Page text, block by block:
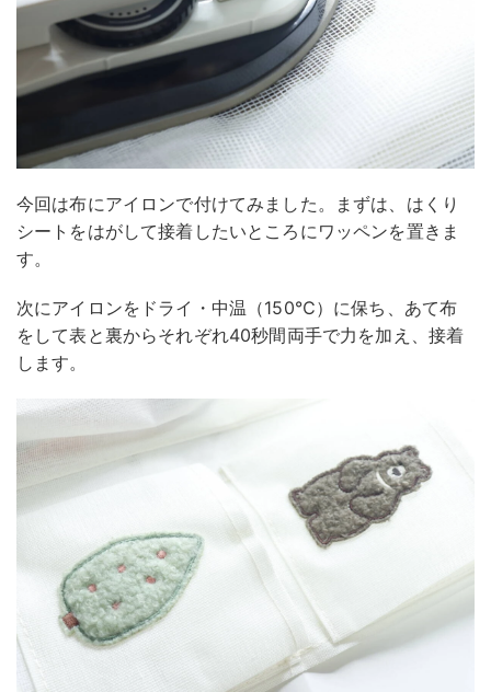
今回は布にアイロンで付けてみました。まずは、はくり
シートをはがして接着したいところにワッペンを置きま
す。
次にアイロンをドライ・中温（150℃）に保ち、あて布
をして表と裏からそれぞれ40秒間両手で力を加え、接着
します。